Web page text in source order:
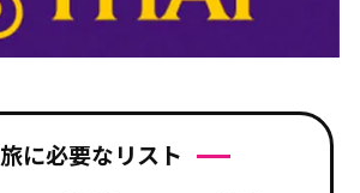
旅に必要なリスト